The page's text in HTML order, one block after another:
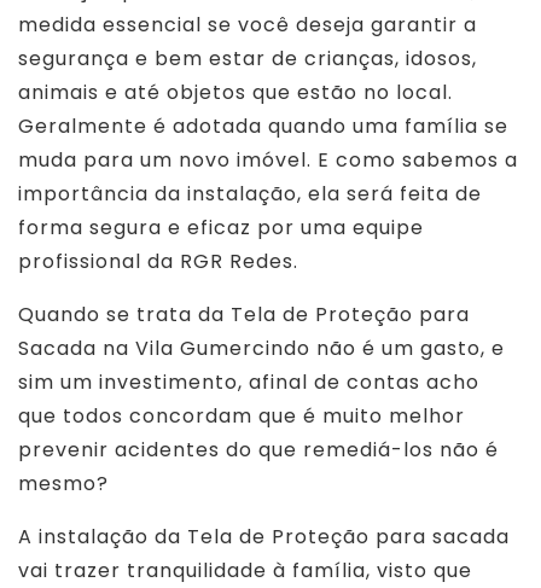
medida essencial se você deseja garantir a
segurança e bem estar de crianças, idosos,
animais e até objetos que estão no local.
Geralmente é adotada quando uma família se
muda para um novo imóvel. E como sabemos a
importância da instalação, ela será feita de
forma segura e eficaz por uma equipe
profissional da RGR Redes.
Quando se trata da Tela de Proteção para
Sacada na Vila Gumercindo não é um gasto, e
sim um investimento, afinal de contas acho
que todos concordam que é muito melhor
prevenir acidentes do que remediá-los não é
mesmo?
A instalação da Tela de Proteção para sacada
vai trazer tranquilidade à família, visto que